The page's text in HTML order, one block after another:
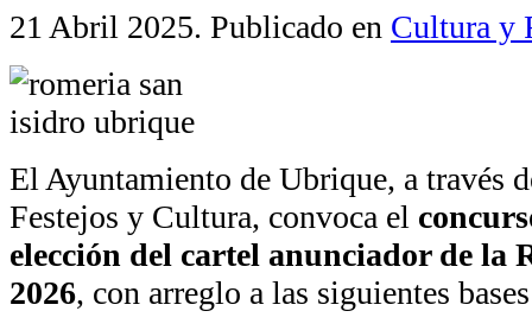
21 Abril 2025. Publicado en Cultura y
El Ayuntamiento de Ubrique, a través
Festejos y Cultura, convoca el
elección del cartel anunciador de la
2026, con arreglo a las siguientes